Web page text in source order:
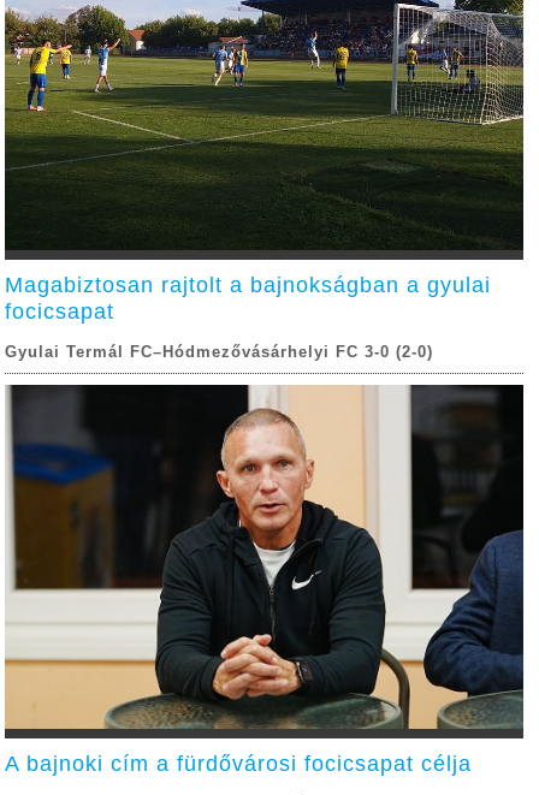
Magabiztosan rajtolt a bajnokságban a gyulai
focicsapat
Gyulai Termál FC–Hódmezővásárhelyi FC 3-0 (2-0)
A bajnoki cím a fürdővárosi focicsapat célja